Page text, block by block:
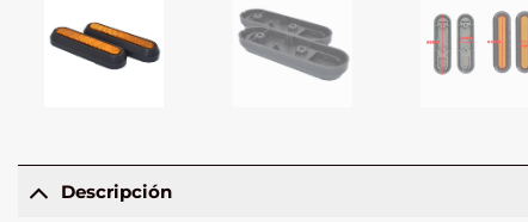
Descripción